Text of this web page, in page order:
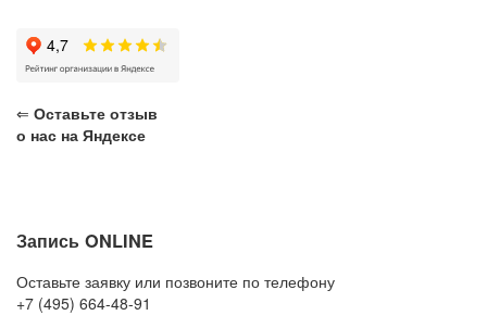
⇐ Оставьте отзыв
о нас на Яндексе
Запись ONLINE
Оставьте заявку или позвоните по телефону
+7 (495) 664-48-91